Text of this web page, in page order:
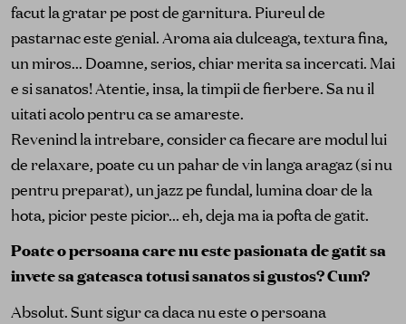
facut la gratar pe post de garnitura. Piureul de
pastarnac este genial. Aroma aia dulceaga, textura fina,
un miros... Doamne, serios, chiar merita sa incercati. Mai
e si sanatos! Atentie, insa, la timpii de fierbere. Sa nu il
uitati acolo pentru ca se amareste.
Revenind la intrebare, consider ca fiecare are modul lui
de relaxare, poate cu un pahar de vin langa aragaz (si nu
pentru preparat), un jazz pe fundal, lumina doar de la
hota, picior peste picior... eh, deja ma ia pofta de gatit.
Poate o persoana care nu este pasionata de gatit sa
invete sa gateasca totusi sanatos si gustos? Cum?
Absolut. Sunt sigur ca daca nu este o persoana